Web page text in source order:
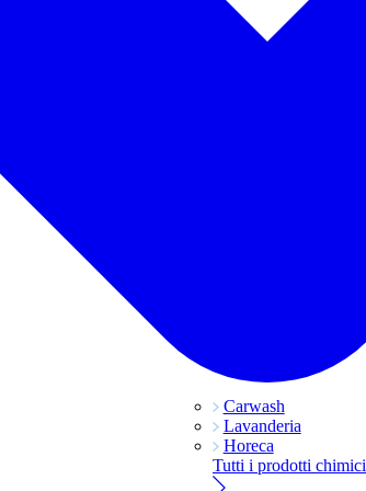
Carwash
Lavanderia
Horeca
Tutti i prodotti chimici